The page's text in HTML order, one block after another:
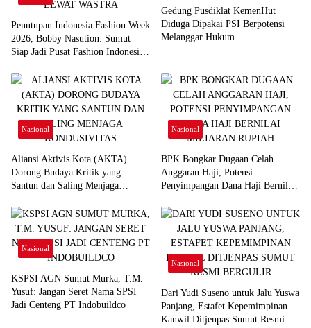
Penutupan Indonesia Fashion Week
2026, Bobby Nasution: Sumut
Siap Jadi Pusat Fashion Indonesia
Gedung Pusdiklat KemenHut
Diduga Dipakai PSI Berpotensi
Melanggar Hukum
Nasional
Aliansi Aktivis Kota (AKTA)
Dorong Budaya Kritik yang
Santun dan Saling Menjaga
Nasional
BPK Bongkar Dugaan Celah
Anggaran Haji, Potensi
Penyimpangan Dana Haji Bernilai
Nasional
KSPSI AGN Sumut Murka, T.M.
Yusuf: Jangan Seret Nama SPSI
Jadi Centeng PT Indobuildco
Nasional
Dari Yudi Suseno untuk Jalu Yuswa
Panjang, Estafet Kepemimpinan
Kanwil Ditjenpas Sumut Resmi